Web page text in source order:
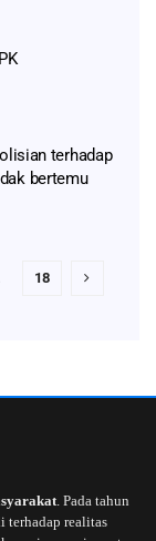
terhadap
bertemu
18
. Pada tahun
terhadap realitas